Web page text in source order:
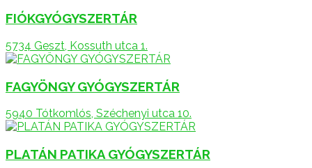
FIÓKGYÓGYSZERTÁR
5734 Geszt, Kossuth utca 1.
FAGYÖNGY GYÓGYSZERTÁR
5940 Tótkomlós, Széchenyi utca 10.
PLATÁN PATIKA GYÓGYSZERTÁR